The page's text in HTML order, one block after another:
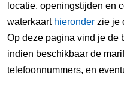
locatie, openingstijden en
waterkaart hieronder zie je
Op deze pagina vind je de
indien beschikbaar de
telefoonnummers, en